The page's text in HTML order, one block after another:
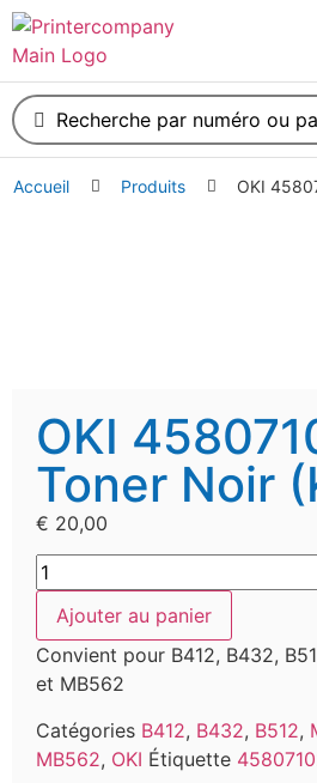
Accueil Produits OKI
OKI
Toner Noir
€ 20,00
Ajouter au panier
Convient pour B412, B432,
et MB562
Catégories B412, B432, B512,
MB562, OKI Étiquette